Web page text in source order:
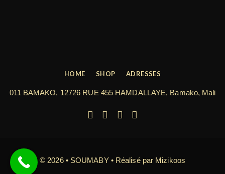
011 BAMAKO, 12726 RUE 455 HAMDALLAYE, Bamako, Mali
HOME SHOP ADRESSES
© 2026 • SOUMABY • Réalisé par Mizikoos